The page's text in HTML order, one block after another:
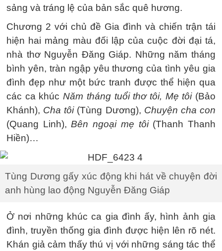
sảng và tráng lệ của bản sắc quê hương.
Chương 2 với chủ đề Gia đình và chiến trận tái
hiện hai mảng màu đối lập của cuộc đời đại tá,
nhà thơ Nguyễn Đăng Giáp. Những năm tháng
bình yên, tràn ngập yêu thương của tình yêu gia
đình đẹp như một bức tranh được thể hiện qua
các ca khúcNăm tháng tuổi thơ tôi, Mẹ tôi(Bảo
Khánh), Cha tôi(Tùng Dương), Chuyện cha con
(Quang Linh),Bên ngoại mẹ tôi(Thanh Thanh
Hiền)…
Tùng Dương gấy xúc động khi hát về chuyện đời
anh hùng lao động Nguyễn Đăng Giáp
Ở nơi những khúc ca gia đình ấy, hình ảnh gia
đình, truyền thống gia đình được hiện lên rõ nét.
Khán giả cảm thấy thú vị với những sáng tác thể